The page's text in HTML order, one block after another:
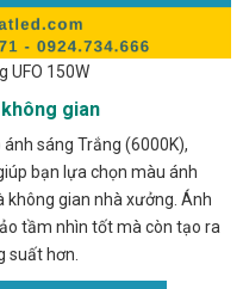
UFO 150W
gian
sáng Trắng (6000K),
bạn lựa chọn màu ánh
không gian nhà xưởng. Ánh
tầm nhìn tốt mà còn tạo ra
suất hơn.